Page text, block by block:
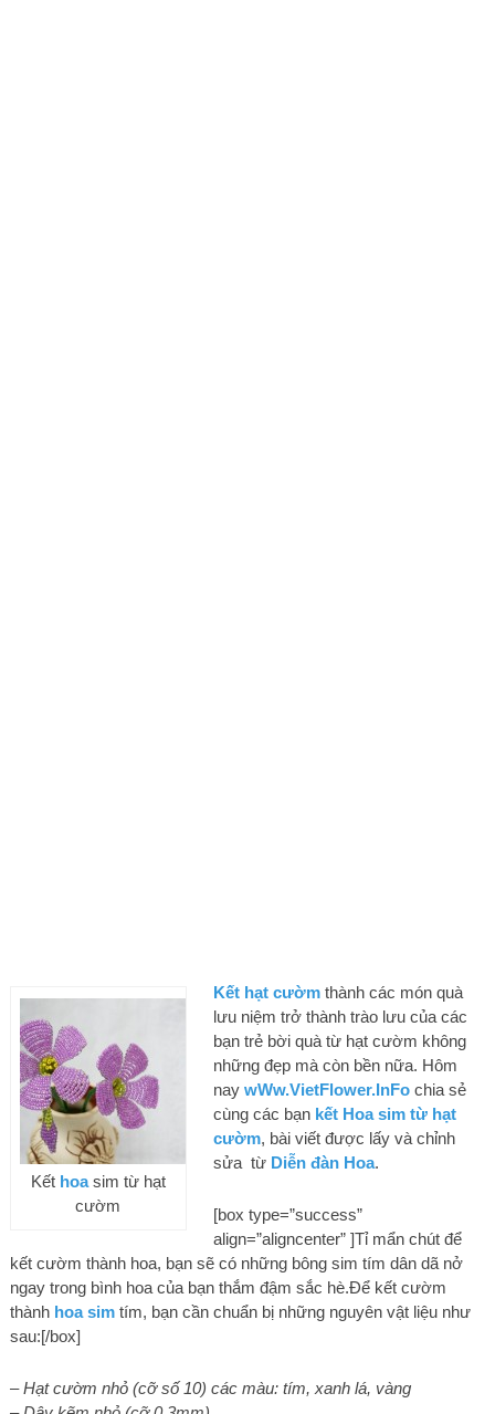
Kết hoasim từ hạt
cườm
Kết hạt cườmthành các món quà
lưu niệm trở thành trào lưu của các
bạn trẻ bời quà từ hạt cườm không
những đẹp mà còn bền nữa. Hôm
naywWw.VietFlower.InFochia sẻ
cùng các bạn kết Hoa sim từ hạt
cườm, bài viết được lấy và chỉnh
sửa từ Diễn đàn Hoa.
[box type=”success”
align=”aligncenter” ]Tỉ mẩn chút để
kết cườm thành hoa, bạn sẽ có những bông sim tím dân dã nở
ngay trong bình hoa của bạn thắm đậm sắc hè.Để kết cườm
thành hoa simtím, bạn cần chuẩn bị những nguyên vật liệu như
sau:[/box]
– Hạt cườm nhỏ (cỡ số 10) các màu: tím, xanh lá, vàng